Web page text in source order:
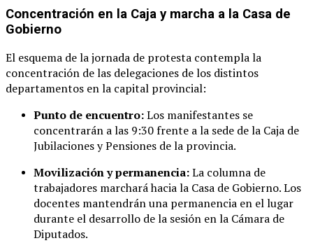
Concentración en la Caja y marcha a la Casa de
Gobierno
El esquema de la jornada de protesta contempla la
concentración de las delegaciones de los distintos
departamentos en la capital provincial:
Punto de encuentro:Los manifestantes se
concentrarán a las 9:30 frente a la sede de la Caja de
Jubilaciones y Pensiones de la provincia.
Movilización y permanencia:La columna de
trabajadores marchará hacia la Casa de Gobierno. Los
docentes mantendrán una permanencia en el lugar
durante el desarrollo de la sesión en la Cámara de
Diputados.